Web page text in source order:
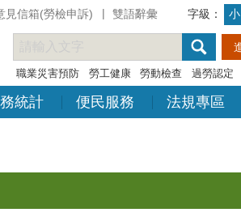
見信箱(勞檢申訴) 雙語辭彙 字級： 小
職業災害預防 勞工健康 勞動檢查 過勞認定
統計 便民服務 法規專區